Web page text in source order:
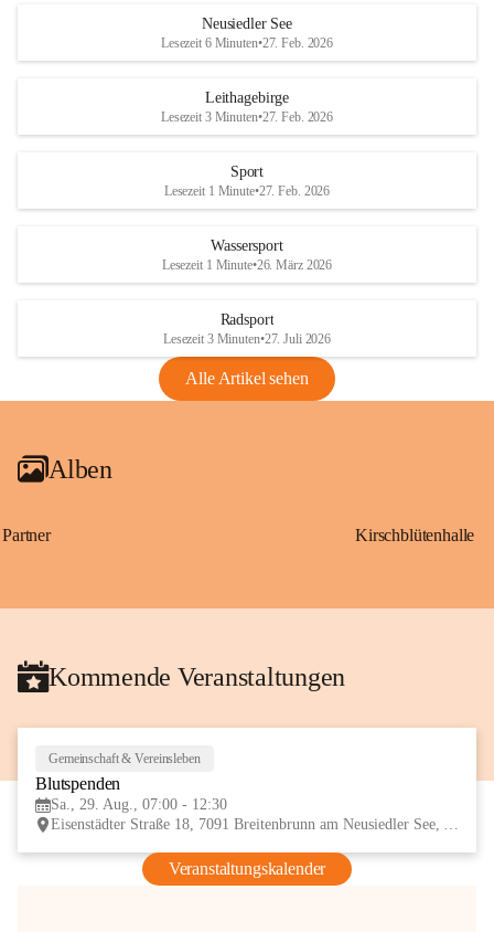
S
und den daraus folgenden wirtschaftlichen
Maßnahmen zur Bekämpfung
Rebe und der Amerikanischen
Anhang VBl. EU Nr. 18
1 Seite•1,4 MB
VBl. EU Nr. 18_2026
r
S
Neusiedler See
Lesezeit 6 Minuten•27. Feb. 2026
Leithagebirge
Lesezeit 3 Minuten•27. Feb. 2026
Sport
Lesezeit 1 Minute•27. Feb. 2026
Wassersport
Lesezeit 1 Minute•26. März 2026
Radsport
Lesezeit 3 Minuten•27. Juli 2026
Alle Artikel sehen
Alben
Partner Kirschblütenhalle
Kommende Veranstaltungen
Gemeinschaft & Vereinsleben
Blutspenden
Sa., 29. Aug., 07:00 - 12:30
Eisenstädter Straße 18, 7091 Breitenbrunn am Neusiedler See, AUT
Veranstaltungskalender